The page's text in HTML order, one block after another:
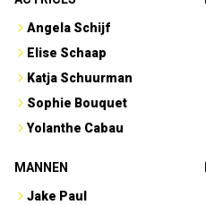
Angela Schijf
Elise Schaap
Katja Schuurman
Sophie Bouquet
Yolanthe Cabau
MANNEN
Jake Paul